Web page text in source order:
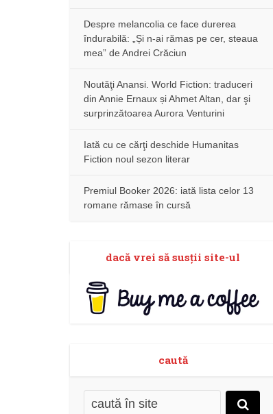
Despre melancolia ce face durerea
îndurabilă: „Și n-ai rămas pe cer, steaua
mea” de Andrei Crăciun
Noutăţi Anansi. World Fiction: traduceri
din Annie Ernaux și Ahmet Altan, dar şi
surprinzătoarea Aurora Venturini
Iată cu ce cărţi deschide Humanitas
Fiction noul sezon literar
Premiul Booker 2026: iată lista celor 13
romane rămase în cursă
dacă vrei să susţii site-ul
caută